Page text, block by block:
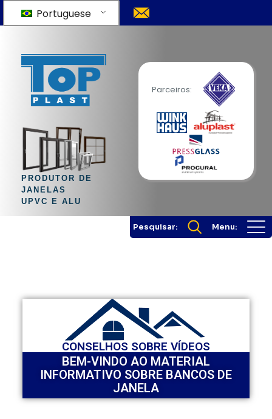
Portuguese
PRODUTOR DE
JANELAS
UPVC E ALU
Parceiros:
Pesquisar: Menu:
CONSELHOS SOBRE VÍDEOS
BEM-VINDO AO MATERIAL
INFORMATIVO SOBRE BANCOS DE
JANELA